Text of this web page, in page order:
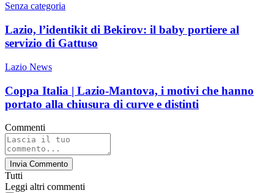
Senza categoria
Lazio, l’identikit di Bekirov: il baby portiere al
servizio di Gattuso
Lazio News
Coppa Italia | Lazio-Mantova, i motivi che hanno
portato alla chiusura di curve e distinti
Commenti
Invia Commento
Tutti
Leggi altri commenti